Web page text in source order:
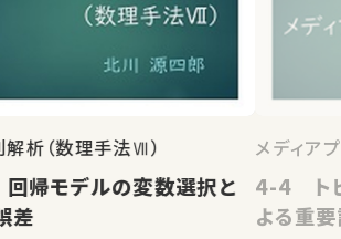
析（数理手法Ⅶ）
帰モデルの変数選択と
差
メディア
4-4 ト
よる重